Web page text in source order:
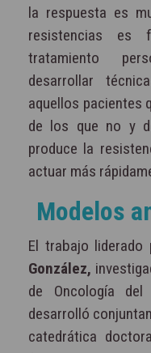
la respuesta es
resistencias es
tratamiento
desarrollar
aquellos pacientes
de los que no y
produce la
actuar más
Modelos
El trabajo
González,
de Oncología
desarrolló
catedrática doctora